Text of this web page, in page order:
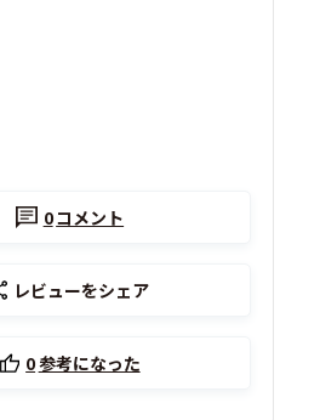
0コメント
レビューをシェア
0参考になった